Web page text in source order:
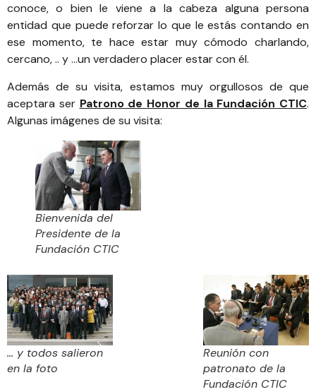
conoce, o bien le viene a la cabeza alguna persona
entidad que puede reforzar lo que le estás contando en
ese momento, te hace estar muy cómodo charlando,
cercano, .. y …un verdadero placer estar con él.
Además de su visita, estamos muy orgullosos de que
aceptara ser Patrono de Honor de la Fundación CTIC.
Algunas imágenes de su visita:
Bienvenida del
Presidente de la
Fundación CTIC
Reunión con
patronato de la
Fundación CTIC
... y todos salieron
en la foto